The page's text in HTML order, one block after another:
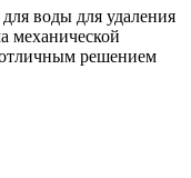
воды для удаления
механической
отличным решением